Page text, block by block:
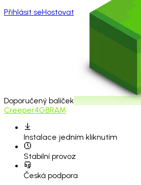
Přihlásit seHostovat
Doporučený balíček
Creeper4GBRAM
Instalace jedním kliknutím
Stabilní provoz
Česká podpora